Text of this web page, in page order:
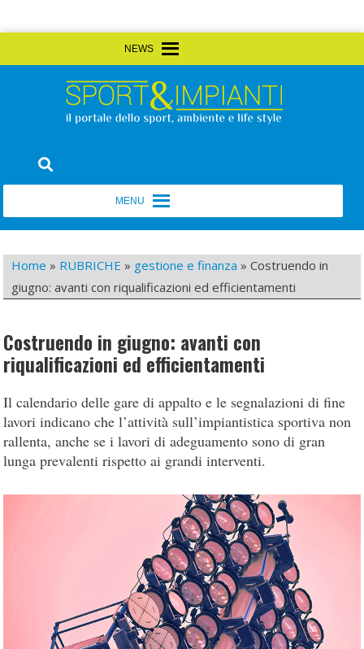
to
Sport&Impianti
Home » RUBRICHE » gestione e finanza »Costruendo in
giugno: avanti con riqualificazioni ed efficientamenti
Costruendo in giugno: avanti con
riqualificazioni ed efficientamenti
Il calendario delle gare di appalto e le segnalazioni di fine
lavori indicano che l’attività sull’impiantistica sportiva non
rallenta, anche se i lavori di adeguamento sono di gran
lunga prevalenti rispetto ai grandi interventi.